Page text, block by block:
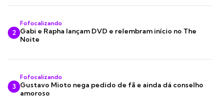
2
Fofocalizando
Gabi e Rapha lançam DVD e relembram início no The
Noite
3
Fofocalizando
Gustavo Mioto nega pedido de fã e ainda dá conselho
amoroso